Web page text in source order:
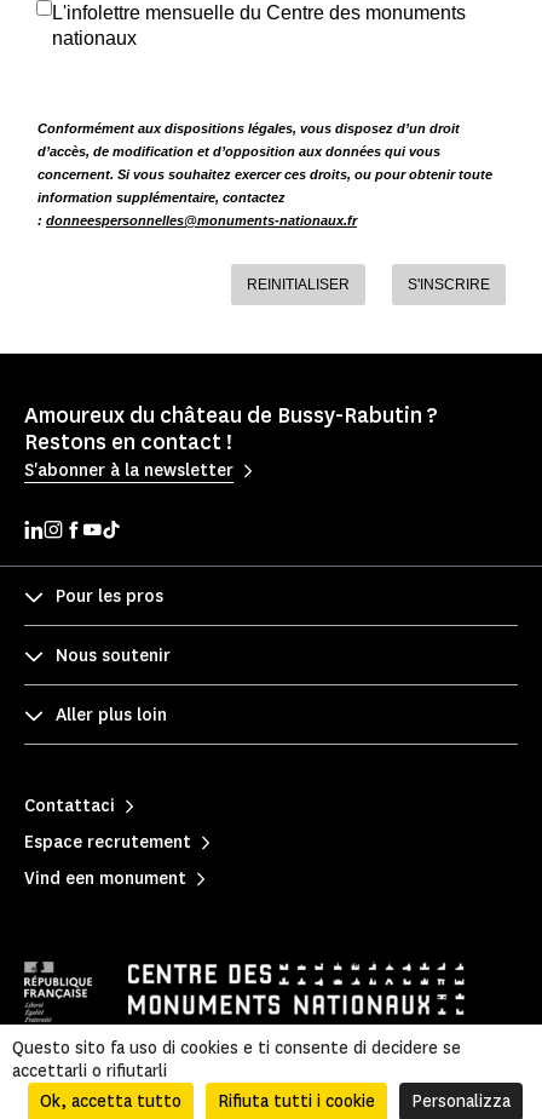
L'infolettre mensuelle du Centre des monuments
nationaux
Conformément aux dispositions légales, vous disposez d’un droit
d’accès, de modification et d’opposition aux données qui vous
concernent. Si vous souhaitez exercer ces droits, ou pour obtenir toute
information supplémentaire, contactez
: donneespersonnelles@monuments-nationaux.fr
REINITIALISER S'INSCRIRE
Amoureux du château de Bussy-Rabutin ?
Restons en contact !
S'abonner à la newsletter
Pour les pros
Nous soutenir
Aller plus loin
Contattaci
Espace recrutement
Vind een monument
隐私政策 | Informazioni legali
Informations légales et administratives
| Accessibilité | Plan du site
Questo sito fa uso di cookies e ti consente di decidere se
accettarli o rifiutarli
Ok, accetta tutto
Rifiuta tutti i cookie Personalizza